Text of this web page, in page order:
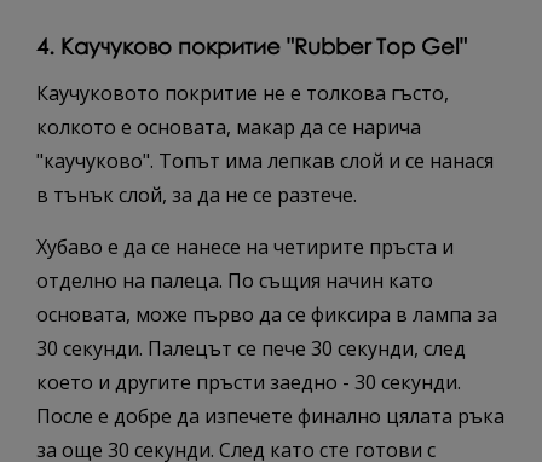
4. Каучуково покритие "Rubber Top Gel"
Каучуковото покритие не е толкова гъсто,
колкото е основата, макар да се нарича
"каучуково". Топът има лепкав слой и се нанася
в тънък слой, за да не се разтече.
Хубаво е да се нанесе на четирите пръста и
отделно на палеца. По същия начин като
основата, може първо да се фиксира в лампа за
30 секунди. Палецът се пече 30 секунди, след
което и другите пръсти заедно - 30 секунди.
После е добре да изпечете финално цялата ръка
за още 30 секунди. След като сте готови с